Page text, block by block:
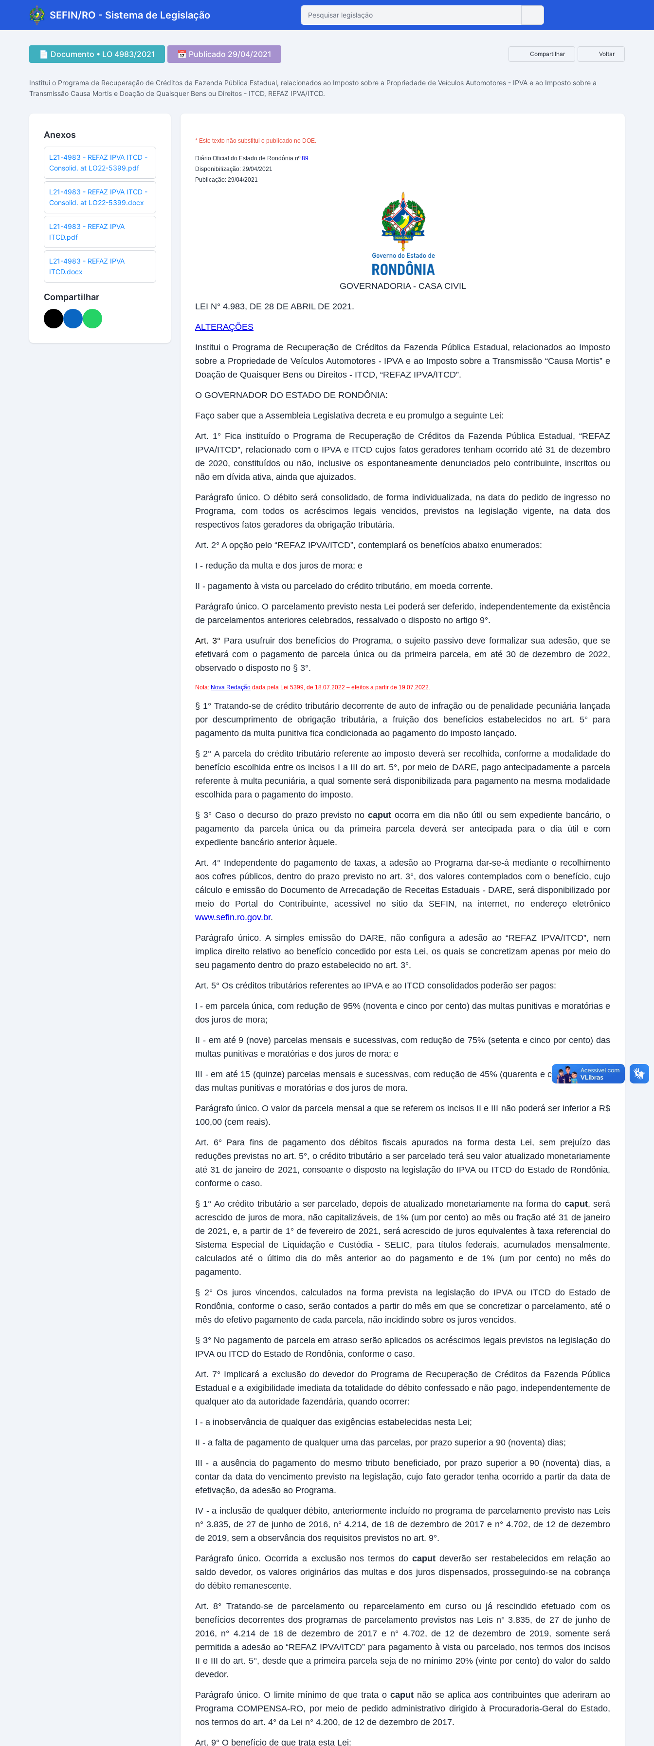
SEFIN/RO - Sistema de Legislação
📄 Documento • LO 4983/2021 📅 Publicado 29/04/2021 Compartilhar Voltar
Institui o Programa de Recuperação de Créditos da Fazenda Pública Estadual, relacionados ao Imposto sobre a Propriedade de Veículos Automotores - IPVA e ao Imposto sobre a
Transmissão Causa Mortis e Doação de Quaisquer Bens ou Direitos - ITCD, REFAZ IPVA/ITCD.
Anexos
L21-4983 - REFAZ IPVA ITCD -
Consolid. at LO22-5399.pdf
L21-4983 - REFAZ IPVA ITCD -
Consolid. at LO22-5399.docx
L21-4983 - REFAZ IPVA
ITCD.pdf
L21-4983 - REFAZ IPVA
ITCD.docx
Compartilhar